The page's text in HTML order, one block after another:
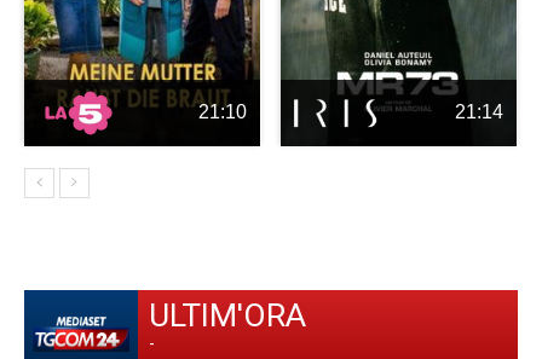
21:10 21:14
ULTIM'ORA
-